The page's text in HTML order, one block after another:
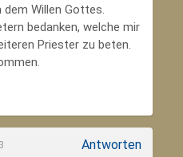
dem Willen Gottes.
bedanken, welche mir
Priester zu beten.
Antworten